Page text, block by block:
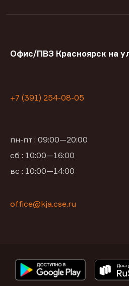
Офис/ПВЗ Красноярск на
+7 (391) 254-08-05
пн-пт : 09:00—20:00
сб : 10:00—16:00
вс : 10:00—14:00
office@kja.cse.ru